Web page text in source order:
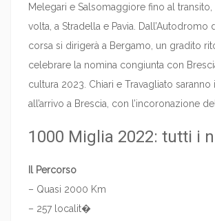
Melegari e Salsomaggiore fino al
volta, a Stradella e Pavia. Dall’Autodromo
corsa si dirigerà a Bergamo, un gradito
celebrare la nomina congiunta con
cultura 2023. Chiari e Travagliato
all’arrivo a Brescia, con l’incoronazione
1000 Miglia 2022: tutti i
Il Percorso
– Quasi 2000 Km
– 257 localit�